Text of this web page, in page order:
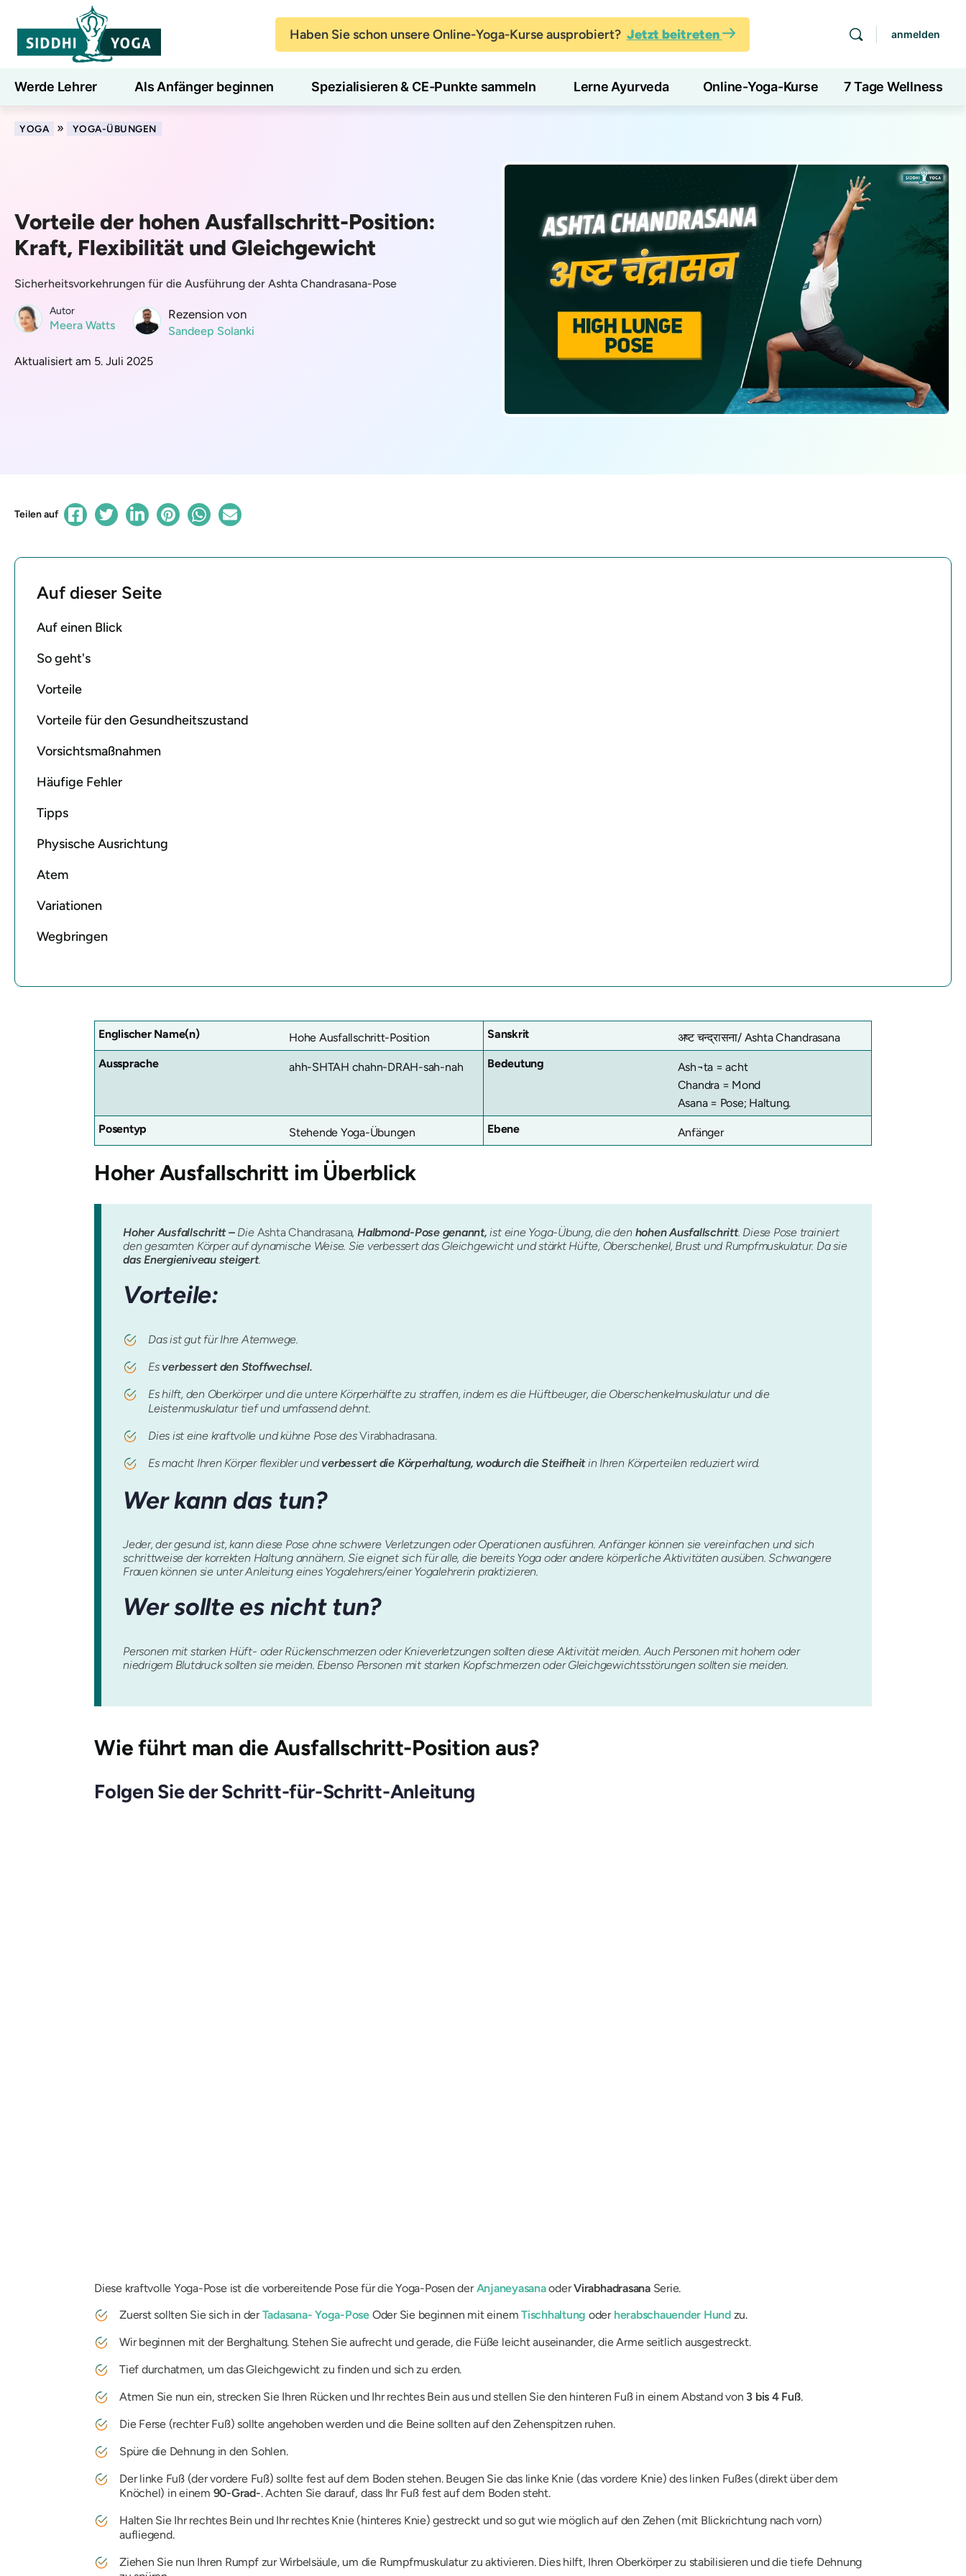
Haben Sie schon unsere Online-Yoga-Kurse ausprobiert? Jetzt beitreten anmelden
Werde Lehrer Als Anfänger beginnen Spezialisieren & CE-Punkte sammeln Lerne Ayurveda Online-Yoga-Kurse 7 Tage Wellness
Blog Lernen
YOGA » YOGA-ÜBUNGEN
Vorteile der hohen Ausfallschritt-Position:
Kraft, Flexibilität und Gleichgewicht
Sicherheitsvorkehrungen für die Ausführung der Ashta Chandrasana-Pose
Autor
Meera Watts
Rezension von
Sandeep Solanki
Aktualisiert am 5. Juli 2025
Teilen auf
Auf dieser Seite
Auf einen Blick
So geht's
Vorteile
Vorteile für den Gesundheitszustand
Vorsichtsmaßnahmen
Häufige Fehler
Tipps
Physische Ausrichtung
Atem
Variationen
Wegbringen
Englischer Name(n) Hohe Ausfallschritt-Position Sanskrit
अष्ट चन्द्रासना/ Ashta Chandrasana
Aussprache
ahh-SHTAH chahn-DRAH-sah-nah Bedeutung
Ash¬ta = acht
Chandra = Mond
Asana = Pose; Haltung.
Posentyp
Stehende Yoga-Übungen Ebene Anfänger
Hoher Ausfallschritt im Überblick
Hoher Ausfallschritt –Die Ashta Chandrasana, Halbmond-Pose genannt, ist eine Yoga-Übung, die den hohen Ausfallschritt. Diese Pose trainiert
den gesamten Körper auf dynamische Weise. Sie verbessert das Gleichgewicht und stärkt Hüfte, Oberschenkel, Brust und Rumpfmuskulatur. Da sie
das Energieniveau steigert.
Vorteile:
Das ist gut für Ihre Atemwege.
Es verbessert den Stoffwechsel.
Es hilft, den Oberkörper und die untere Körperhälfte zu straffen, indem es die Hüftbeuger, die Oberschenkelmuskulatur und die
Leistenmuskulatur tief und umfassend dehnt.
Dies ist eine kraftvolle und kühne Pose desVirabhadrasana.
Es macht Ihren Körper flexibler undverbessert die Körperhaltung, wodurch die Steifheitin Ihren Körperteilen reduziert wird.
Wer kann das tun?
Jeder, der gesund ist, kann diese Pose ohne schwere Verletzungen oder Operationen ausführen. Anfänger können sie vereinfachen und sich
schrittweise der korrekten Haltung annähern. Sie eignet sich für alle, die bereits Yoga oder andere körperliche Aktivitäten ausüben. Schwangere
Frauen können sie unter Anleitung eines Yogalehrers/einer Yogalehrerin praktizieren.
Wer sollte es nicht tun?
Personen mit starken Hüft- oder Rückenschmerzen oder Knieverletzungen sollten diese Aktivität meiden. Auch Personen mit hohem oder
niedrigem Blutdruck sollten sie meiden. Ebenso Personen mit starken Kopfschmerzen oder Gleichgewichtsstörungen sollten sie meiden.
Wie führt man die Ausfallschritt-Position aus?
Folgen Sie der Schritt-für-Schritt-Anleitung
Diese kraftvolle Yoga-Pose ist die vorbereitende Pose für die Yoga-Posen derAnjaneyasanaoderVirabhadrasanaSerie.
Zuerst sollten Sie sich in derTadasana- Yoga-Pose Oder Sie beginnen mit einemTischhaltung oder herabschauender Hundzu.
Wir beginnen mit der Berghaltung. Stehen Sie aufrecht und gerade, die Füße leicht auseinander, die Arme seitlich ausgestreckt.
Tief durchatmen, um das Gleichgewicht zu finden und sich zu erden.
Atmen Sie nun ein, strecken Sie Ihren Rücken und Ihr rechtes Bein aus und stellen Sie den hinteren Fuß in einem Abstand von 3 bis 4 Fuß.
Die Ferse (rechter Fuß) sollte angehoben werden und die Beine sollten auf den Zehenspitzen ruhen.
Spüre die Dehnung in den Sohlen.
Der linke Fuß (der vordere Fuß) sollte fest auf dem Boden stehen. Beugen Sie das linke Knie (das vordere Knie) des linken Fußes (direkt über dem
Knöchel) in einem 90-Grad-. Achten Sie darauf, dass Ihr Fuß fest auf dem Boden steht.
Halten Sie Ihr rechtes Bein und Ihr rechtes Knie (hinteres Knie) gestreckt und so gut wie möglich auf den Zehen (mit Blickrichtung nach vorn)
aufliegend.
Ziehen Sie nun Ihren Rumpf zur Wirbelsäule, um die Rumpfmuskulatur zu aktivieren. Dies hilft, Ihren Oberkörper zu stabilisieren und die tiefe Dehnung